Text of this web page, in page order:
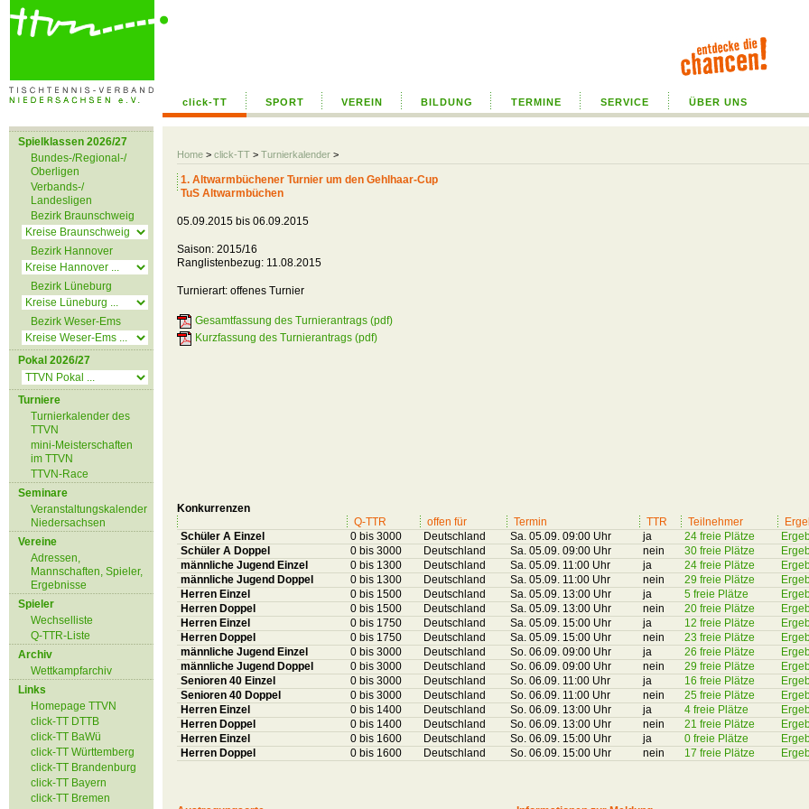
click-TT SPORT VEREIN BILDUNG TERMINE SERVICE ÜBER UNS
Home > click-TT > Turnierkalender >
Spielklassen 2026/27
Bundes-/Regional-/
Oberligen
Verbands-/
Landesligen
Bezirk Braunschweig
Bezirk Hannover
Bezirk Lüneburg
Bezirk Weser-Ems
Pokal 2026/27
Turniere
Turnierkalender des
TTVN
mini-Meisterschaften
im TTVN
TTVN-Race
Seminare
Veranstaltungskalender
Niedersachsen
Vereine
Adressen,
Mannschaften, Spieler,
Ergebnisse
Spieler
Wechselliste
Q-TTR-Liste
Archiv
Wettkampfarchiv
Links
Homepage TTVN
click-TT DTTB
click-TT BaWü
click-TT Württemberg
click-TT Brandenburg
click-TT Bayern
click-TT Bremen
1. Altwarmbüchener Turnier um den Gehlhaar-Cup
TuS Altwarmbüchen
05.09.2015 bis 06.09.2015
Saison: 2015/16
Ranglistenbezug: 11.08.2015
Turnierart: offenes Turnier
Gesamtfassung des Turnierantrags (pdf)
Kurzfassung des Turnierantrags (pdf)
Konkurrenzen
Q-TTR
offen für Termin TTR Teilnehmer
Schüler A Einzel
0 bis 3000 Deutschland Sa. 05.09. 09:00 Uhr ja 24 freie Plätze
Schüler A Doppel
0 bis 3000 Deutschland Sa. 05.09. 09:00 Uhr nein 30 freie Plätze
männliche Jugend Einzel
0 bis 1300 Deutschland Sa. 05.09. 11:00 Uhr ja 24 freie Plätze
männliche Jugend Doppel
0 bis 1300 Deutschland Sa. 05.09. 11:00 Uhr nein 29 freie Plätze
Herren Einzel
0 bis 1500 Deutschland Sa. 05.09. 13:00 Uhr ja 5 freie Plätze
Herren Doppel
0 bis 1500 Deutschland Sa. 05.09. 13:00 Uhr nein 20 freie Plätze
Herren Einzel
0 bis 1750 Deutschland Sa. 05.09. 15:00 Uhr ja 12 freie Plätze
Herren Doppel
0 bis 1750 Deutschland Sa. 05.09. 15:00 Uhr nein 23 freie Plätze
männliche Jugend Einzel
0 bis 3000 Deutschland So. 06.09. 09:00 Uhr ja 26 freie Plätze
männliche Jugend Doppel
0 bis 3000 Deutschland So. 06.09. 09:00 Uhr nein 29 freie Plätze
Senioren 40 Einzel
0 bis 3000 Deutschland So. 06.09. 11:00 Uhr ja 16 freie Plätze
Senioren 40 Doppel
0 bis 3000 Deutschland So. 06.09. 11:00 Uhr nein 25 freie Plätze
Herren Einzel
0 bis 1400 Deutschland So. 06.09. 13:00 Uhr ja 4 freie Plätze
Herren Doppel
0 bis 1400 Deutschland So. 06.09. 13:00 Uhr nein 21 freie Plätze
Herren Einzel
0 bis 1600 Deutschland So. 06.09. 15:00 Uhr ja 0 freie Plätze
Herren Doppel
0 bis 1600 Deutschland So. 06.09. 15:00 Uhr nein 17 freie Plätze